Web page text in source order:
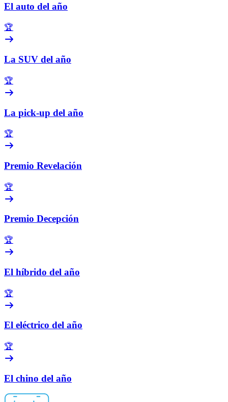
El auto del año
🏆
La SUV del año
🏆
La pick-up del año
🏆
Premio Revelación
🏆
Premio Decepción
🏆
El híbrido del año
🏆
El eléctrico del año
🏆
El chino del año